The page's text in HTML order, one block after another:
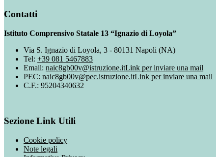
Contatti
Istituto Comprensivo Statale 13 “Ignazio di Loyola”
Via S. Ignazio di Loyola, 3 - 80131 Napoli (NA)
Tel: +39 081 5467883
Email: naic8gb00v@istruzione.itLink per inviare una mail
PEC: naic8gb00v@pec.istruzione.itLink per inviare una mail
C.F.: 95204340632
Sezione Link Utili
Cookie policy
Note legali